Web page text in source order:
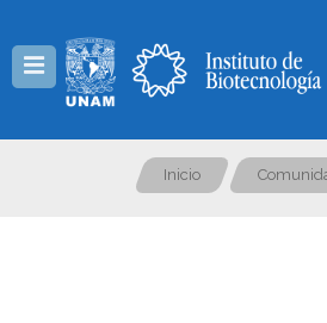
Inicio